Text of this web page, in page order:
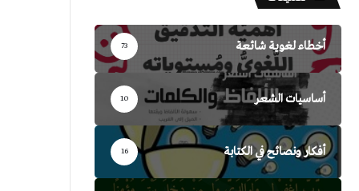
أخطاء لغوية شائعة 73
أساسيات الشعر 10
أفكار ونصائح في الكتابة 16